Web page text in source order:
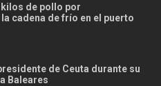
de pollo por
cadena de frío en el puerto
de Ceuta durante su
Baleares